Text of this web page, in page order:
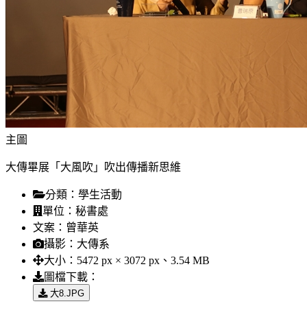
主圖
大傳畢展「大風吹」吹出傳播新思維
分類： 學生活動
單位： 秘書處
文案： 曾華英
攝影： 大傳系
大小： 5472 px × 3072 px、3.54 MB
圖檔下載：
大8.JPG